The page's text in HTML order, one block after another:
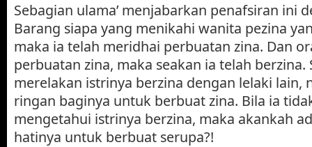
Sebagian ulama’ menjabarkan penafsiran ini
Barang siapa yang menikahi wanita pezina
maka ia telah meridhai perbuatan zina. Dan
perbuatan zina, maka seakan ia telah berzina.
merelakan istrinya berzina dengan lelaki lain,
ringan baginya untuk berbuat zina. Bila ia
mengetahui istrinya berzina, maka akankah
hatinya untuk berbuat serupa?!